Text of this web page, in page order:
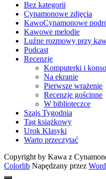
Bez kategorii
Cynamonowe zdjęcia
KawoCynamonowe
Kawowe melodie
Luźne rozmowy przy
Podcast
Recenzje
Komputerki i
Na ekranie
Pierwsze wrażenie
Recenzje gościnne
W biblioteczce
Szajs Tygodnia
Tag książkowy
Urok Klasyki
Warto przeczytać
Copyright by Kawa z
Colorlib Napędzany przez